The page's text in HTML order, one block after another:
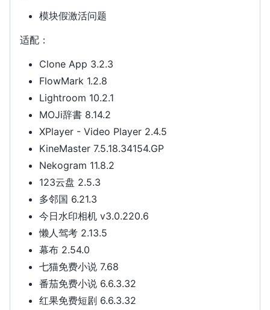
模块假激活问题
适配：
Clone App 3.2.3
FlowMark 1.2.8
Lightroom 10.2.1
MOJi辞書 8.14.2
XPlayer - Video Player 2.4.5
KineMaster 7.5.18.34154.GP
Nekogram 11.8.2
123云盘 2.5.3
多邻国 6.21.3
今日水印相机 v3.0.220.6
懒人驾考 2.13.5
幕布 2.54.0
七猫免费小说 7.68
番茄免费小说 6.6.3.32
红果免费短剧 6.6.3.32